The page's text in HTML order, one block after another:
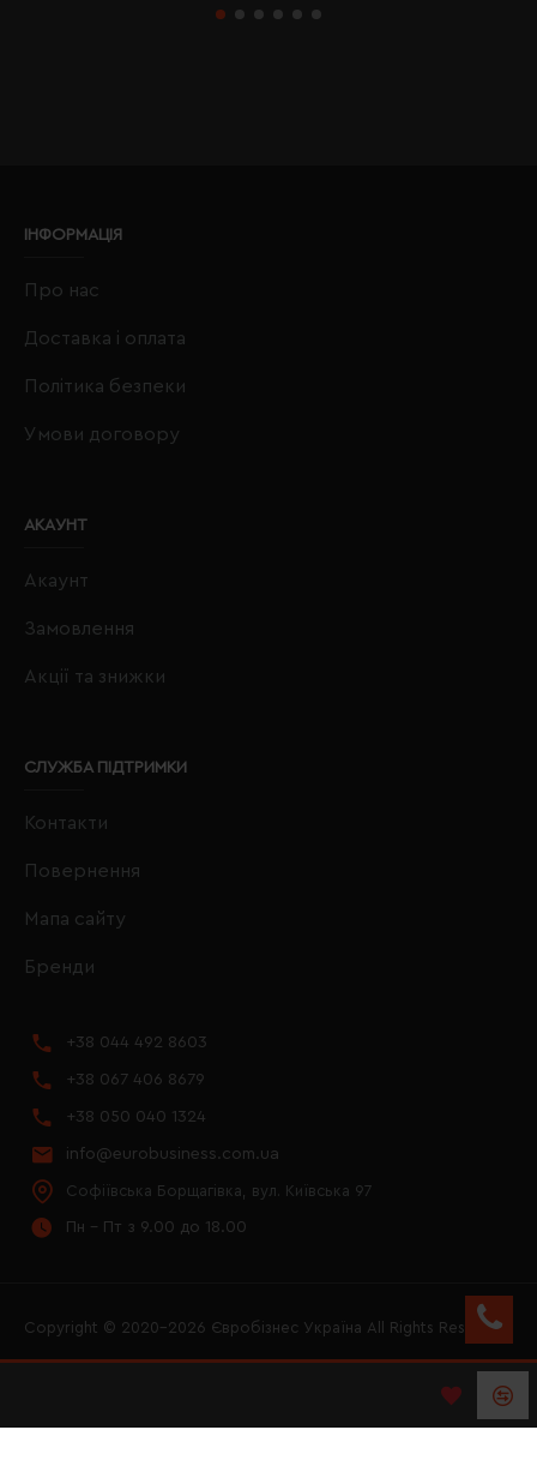
ІНФОРМАЦІЯ
Про нас
Доставка і оплата
Політика безпеки
Умови договору
АКАУНТ
Акаунт
Замовлення
Акції та знижки
СЛУЖБА ПІДТРИМКИ
Контакти
Повернення
Мапа сайту
Бренди
+38 044 492 8603
+38 067 406 8679
+38 050 040 1324
info@eurobusiness.com.ua
Софіївська Борщагівка, вул. Київська 97
Пн - Пт з 9.00 до 18.00
Copyright © 2020–2026 Євробізнес Україна All Rights Reserved
LOGO ЄВРОБІЗНЕС